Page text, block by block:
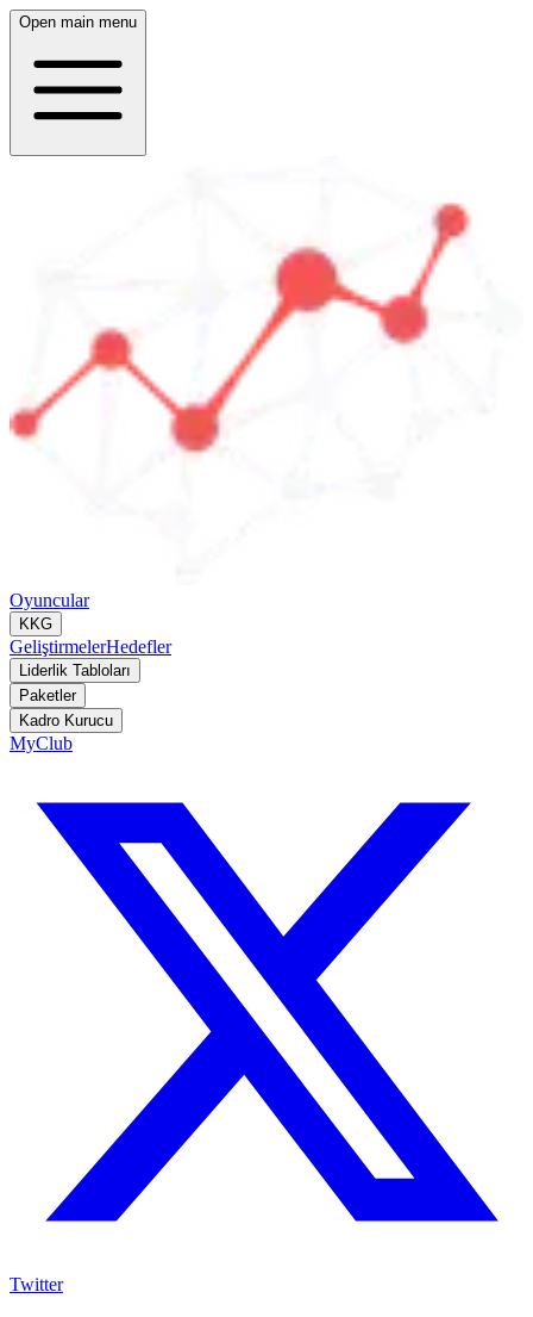
Open main menu
Oyuncular
KKG
GeliştirmelerHedefler
Liderlik Tabloları
Paketler
Kadro Kurucu
MyClub
Twitter